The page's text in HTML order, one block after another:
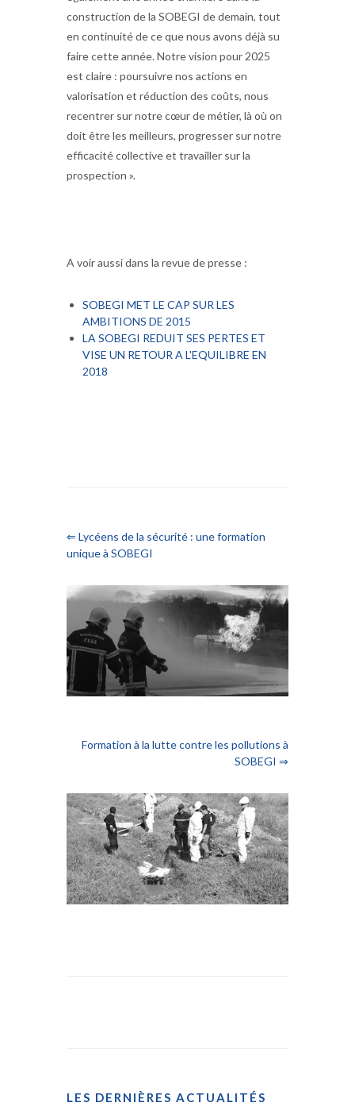
construction de la SOBEGI de demain, tout
en continuité de ce que nous avons déjà su
faire cette année. Notre vision pour 2025
est claire : poursuivre nos actions en
valorisation et réduction des coûts, nous
recentrer sur notre cœur de métier, là où on
doit être les meilleurs, progresser sur notre
efficacité collective et travailler sur la
prospection ».
A voir aussi dans la revue de presse :
SOBEGI MET LE CAP SUR LES
AMBITIONS DE 2015
LA SOBEGI REDUIT SES PERTES ET
VISE UN RETOUR A L'EQUILIBRE EN
2018
⇐ Lycéens de la sécurité : une formation
unique à SOBEGI
Formation à la lutte contre les pollutions à
SOBEGI ⇒
LES DERNIÈRES ACTUALITÉS